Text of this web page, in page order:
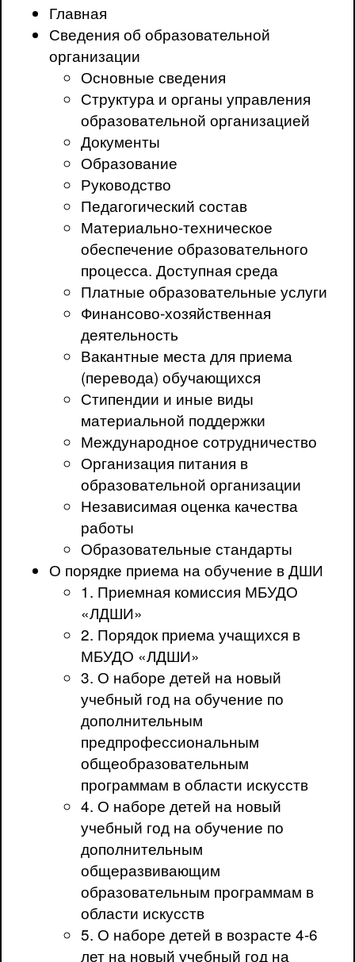
Главная
Сведения об образовательной
организации
Основные сведения
Структура и органы управления
образовательной организацией
Документы
Образование
Руководство
Педагогический состав
Материально-техническое
обеспечение образовательного
процесса. Доступная среда
Платные образовательные услуги
Финансово-хозяйственная
деятельность
Вакантные места для приема
(перевода) обучающихся
Стипендии и иные виды
материальной поддержки
Международное сотрудничество
Организация питания в
образовательной организации
Независимая оценка качества
работы
Образовательные стандарты
О порядке приема на обучение в ДШИ
1. Приемная комиссия МБУДО
«ЛДШИ»
2. Порядок приема учащихся в
МБУДО «ЛДШИ»
3. О наборе детей на новый
учебный год на обучение по
дополнительным
предпрофессиональным
общеобразовательным
программам в области искусств
4. О наборе детей на новый
учебный год на обучение по
дополнительным
общеразвивающим
образовательным программам в
области искусств
5. О наборе детей в возрасте 4-6
лет на новый учебный год на